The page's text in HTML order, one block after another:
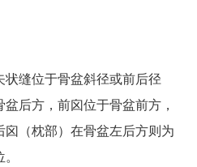
缝位于骨盆斜径或前后径
后方，前囟位于骨盆前方，
（枕部）在骨盆左后方则为